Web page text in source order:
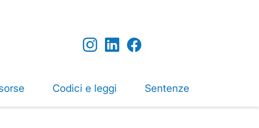
Codici e leggi Sentenze